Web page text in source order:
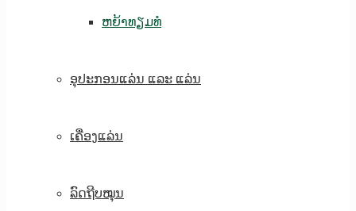
ຫຍ້າທຽມທໍ
ອຸປະກອນແລ່ນ ແລະ ແລ່ນ
ເຄື່ອງແລ່ນ
ລົດຖີບໝຸນ